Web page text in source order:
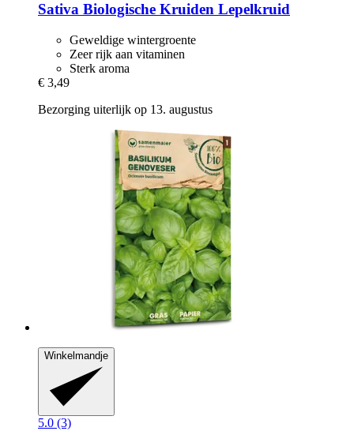
Sativa Biologische Kruiden Lepelkruid
Geweldige wintergroente
Zeer rijk aan vitaminen
Sterk aroma
€ 3,49
Bezorging uiterlijk op 13. augustus
Winkelmandje
5.0 (3)